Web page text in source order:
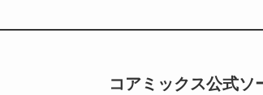
コアミックス公式ソ